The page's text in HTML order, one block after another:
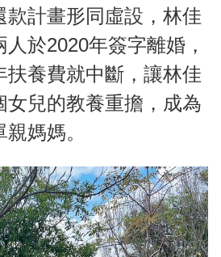
款計畫形同虛設，林佳
於2020年簽字離婚，
扶養費就中斷，讓林佳
女兒的教養重擔，成為
媽媽。